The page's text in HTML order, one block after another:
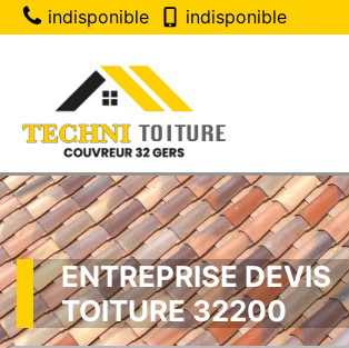
indisponible indisponible
ENTREPRISE DEVIS
TOITURE 32200